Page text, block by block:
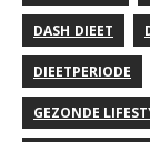
DASH DIEET
DIEETPERIODE
GEZONDE